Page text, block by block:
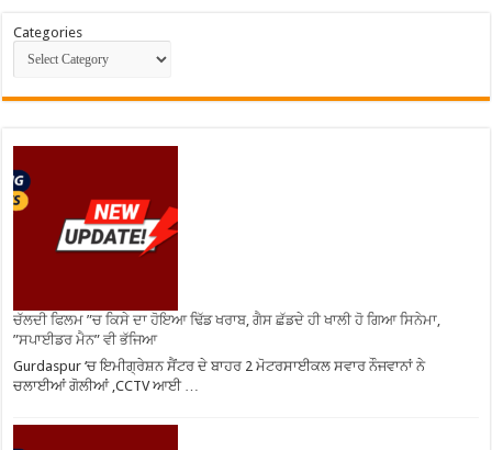
Categories
ਚੱਲਦੀ ਫਿਲਮ ”ਚ ਕਿਸੇ ਦਾ ਹੋਇਆ ਢਿੱਡ ਖਰਾਬ, ਗੈਸ ਛੱਡਦੇ ਹੀ ਖਾਲੀ ਹੋ ਗਿਆ ਸਿਨੇਮਾ,
”ਸਪਾਈਡਰ ਮੈਨ” ਵੀ ਭੱਜਿਆ
Gurdaspur ‘ਚ ਇਮੀਗ੍ਰੇਸ਼ਨ ਸੈਂਟਰ ਦੇ ਬਾਹਰ 2 ਮੋਟਰਸਾਈਕਲ ਸਵਾਰ ਨੌਜਵਾਨਾਂ ਨੇ
ਚਲਾਈਆਂ ਗੋਲੀਆਂ ,CCTV ਆਈ …